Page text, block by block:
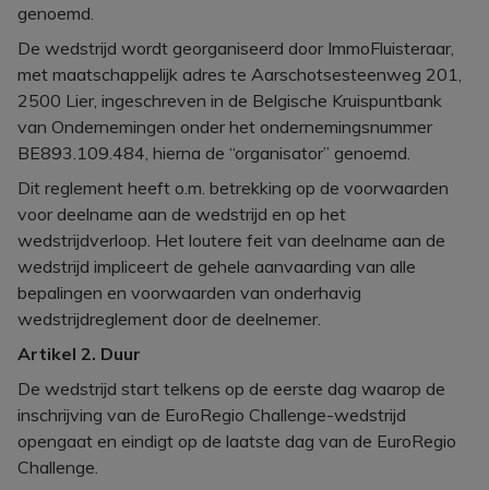
genoemd.
De wedstrijd wordt georganiseerd door ImmoFluisteraar,
met maatschappelijk adres te Aarschotsesteenweg 201,
2500 Lier, ingeschreven in de Belgische Kruispuntbank
van Ondernemingen onder het ondernemingsnummer
BE893.109.484, hierna de “organisator” genoemd.
Dit reglement heeft o.m. betrekking op de voorwaarden
voor deelname aan de wedstrijd en op het
wedstrijdverloop. Het loutere feit van deelname aan de
wedstrijd impliceert de gehele aanvaarding van alle
bepalingen en voorwaarden van onderhavig
wedstrijdreglement door de deelnemer.
Artikel 2. Duur
De wedstrijd start telkens op de eerste dag waarop de
inschrijving van de EuroRegio Challenge-wedstrijd
opengaat en eindigt op de laatste dag van de EuroRegio
Challenge.